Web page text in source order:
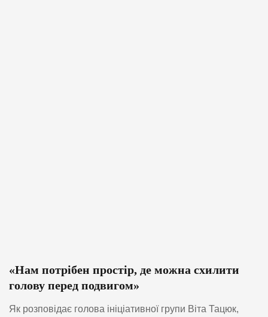
«Нам потрібен простір, де можна схилити
голову перед подвигом»
Як розповідає голова ініціативної групи Віта Тацюк,